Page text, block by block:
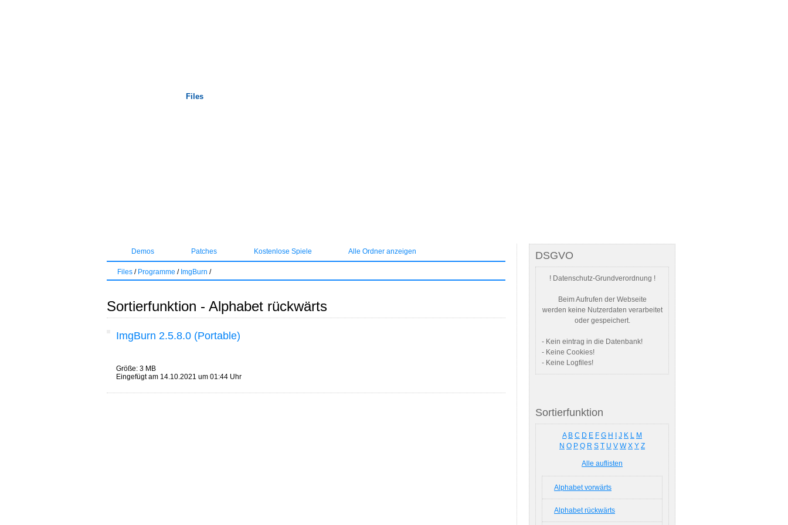
Files
Demos Patches Kostenlose Spiele Alle Ordner anzeigen
Files / Programme / ImgBurn /
Sortierfunktion - Alphabet rückwärts
ImgBurn 2.5.8.0 (Portable)
Größe: 3 MB
Eingefügt am 14.10.2021 um 01:44 Uhr
DSGVO
! Datenschutz-Grundverordnung !
Beim Aufrufen der Webseite
werden keine Nutzerdaten verarbeitet
oder gespeichert.
- Kein eintrag in die Datenbank!
- Keine Cookies!
- Keine Logfiles!
Sortierfunktion
A B C D E F G H J K L M
N O P Q R S T U V W X Y Z
Alle auflisten
Alphabet vorwärts
Alphabet rückwärts